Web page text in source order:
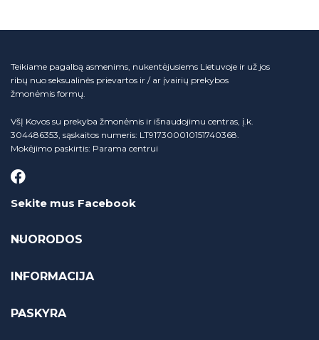
Teikiame pagalbą asmenims, nukentėjusiems Lietuvoje ir už jos
ribų nuo seksualinės prievartos ir / ar įvairių prekybos
žmonėmis formų.
VšĮ Kovos su prekyba žmonėmis ir išnaudojimu centras, į.k.
304486353, sąskaitos numeris: LT917300010151740368.
Mokėjimo paskirtis: Parama centrui
Sekite mus Facebook
NUORODOS
INFORMACIJA
PASKYRA